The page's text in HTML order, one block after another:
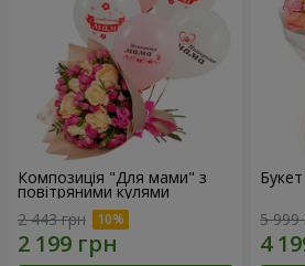
Композиція "Для мами" з
повітряними кулями
2 443 грн
5 999